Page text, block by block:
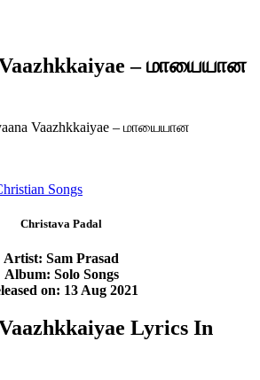
– மாயையான
Vaazhkkaiyae – மாயையான
Songs
Christava Padal
Artist: Sam Prasad
Album: Solo Songs
on: 13 Aug 2021
Lyrics In